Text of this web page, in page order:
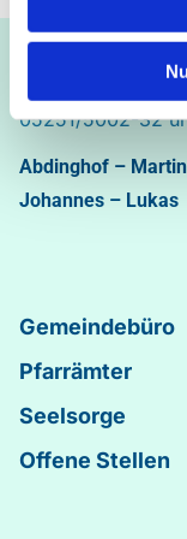
Ev.-luth.
Bastfelder Weg
05251/5002-32
Abdinghof –
Johannes – Lukas
Gemeindebüro
Pfarrämter
Seelsorge
Offene Stellen